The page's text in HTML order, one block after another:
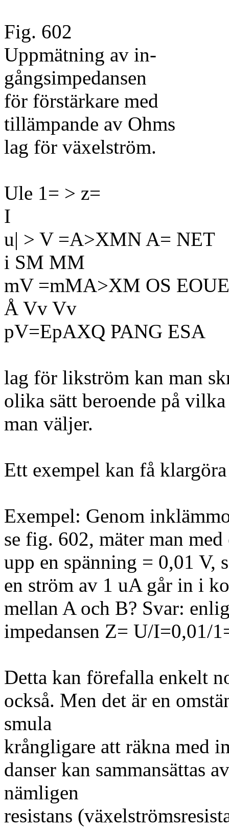
Fig. 602
Uppmätning av in-
gångsimpedansen
för förstärkare med
tillämpande av Ohms
lag för växelström.
Ule 1= > z=
I
u| > V =A>XMN A= NET
i SM MM
mV =mMA>XM OS
Å Vv Vv
pV=EpAXQ PANG ESA
lag för likström kan man
olika sätt beroende på
man väljer.
Ett exempel kan få
Exempel: Genom
se fig. 602, mäter man
upp en spänning = 0,01 V,
en ström av 1 uA går in i
mellan A och B? Svar:
impedansen Z= U/I=0,01/
Detta kan förefalla enkelt
också. Men det är en
smula
krångligare att räkna med
danser kan sammansättas
nämligen
resistans